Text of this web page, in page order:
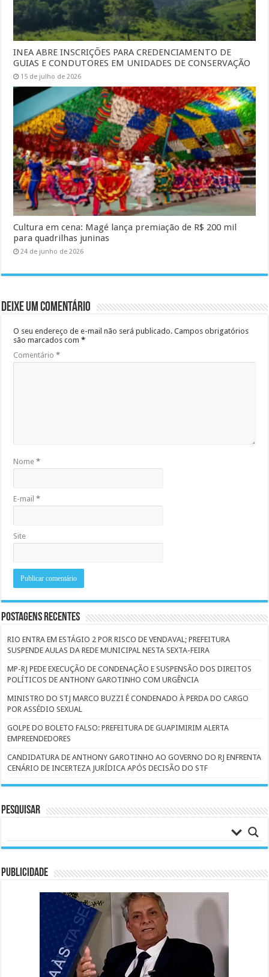
INEA ABRE INSCRIÇÕES PARA CREDENCIAMENTO DE
GUIAS E CONDUTORES EM UNIDADES DE CONSERVAÇÃO
15 de julho de 2026
Cultura em cena: Magé lança premiação de R$ 200 mil
para quadrilhas juninas
24 de junho de 2026
Deixe um comentário
O seu endereço de e-mail não será publicado. Campos obrigatórios
são marcados com*
Comentário*
Nome*
E-mail*
Site
Postagens Recentes
RIO ENTRA EM ESTÁGIO 2 POR RISCO DE VENDAVAL; PREFEITURA
SUSPENDE AULAS DA REDE MUNICIPAL NESTA SEXTA-FEIRA
MP-RJ PEDE EXECUÇÃO DE CONDENAÇÃO E SUSPENSÃO DOS DIREITOS
POLÍTICOS DE ANTHONY GAROTINHO COM URGÊNCIA
MINISTRO DO STJ MARCO BUZZI É CONDENADO À PERDA DO CARGO
POR ASSÉDIO SEXUAL
GOLPE DO BOLETO FALSO: PREFEITURA DE GUAPIMIRIM ALERTA
EMPREENDEDORES
CANDIDATURA DE ANTHONY GAROTINHO AO GOVERNO DO RJ ENFRENTA
CENÁRIO DE INCERTEZA JURÍDICA APÓS DECISÃO DO STF
Pesquisar
PUBLICIDADE